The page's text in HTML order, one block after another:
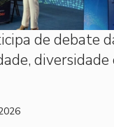
de debate
diversidade